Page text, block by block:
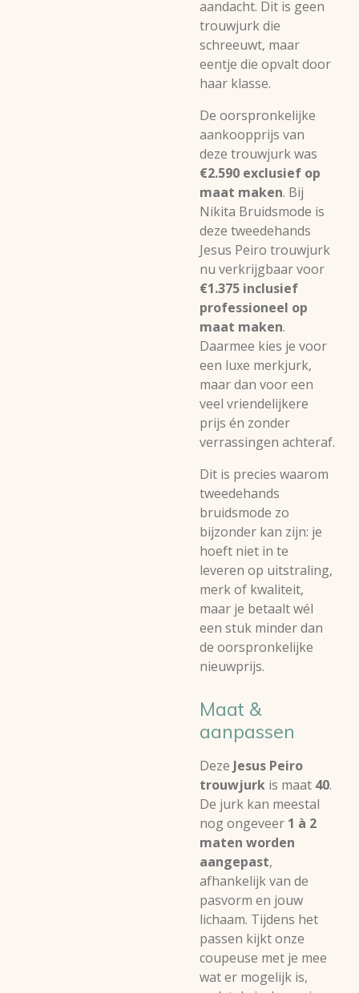
aandacht. Dit is geen
trouwjurk die
schreeuwt, maar
eentje die opvalt door
haar klasse.
De oorspronkelijke
aankoopprijs van
deze trouwjurk was
€2.590 exclusief op
maat maken. Bij
Nikita Bruidsmode is
deze tweedehands
Jesus Peiro trouwjurk
nu verkrijgbaar voor
€1.375 inclusief
professioneel op
maat maken.
Daarmee kies je voor
een luxe merkjurk,
maar dan voor een
veel vriendelijkere
prijs én zonder
verrassingen achteraf.
Dit is precies waarom
tweedehands
bruidsmode zo
bijzonder kan zijn: je
hoeft niet in te
leveren op uitstraling,
merk of kwaliteit,
maar je betaalt wél
een stuk minder dan
de oorspronkelijke
nieuwprijs.
Maat &
aanpassen
Deze Jesus Peiro
trouwjurk is maat 40.
De jurk kan meestal
nog ongeveer 1 à 2
maten worden
aangepast,
afhankelijk van de
pasvorm en jouw
lichaam. Tijdens het
passen kijkt onze
coupeuse met je mee
wat er mogelijk is,